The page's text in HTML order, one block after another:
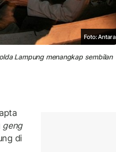
Foto: Antara
Lampung menangkap sembilan
geng
di